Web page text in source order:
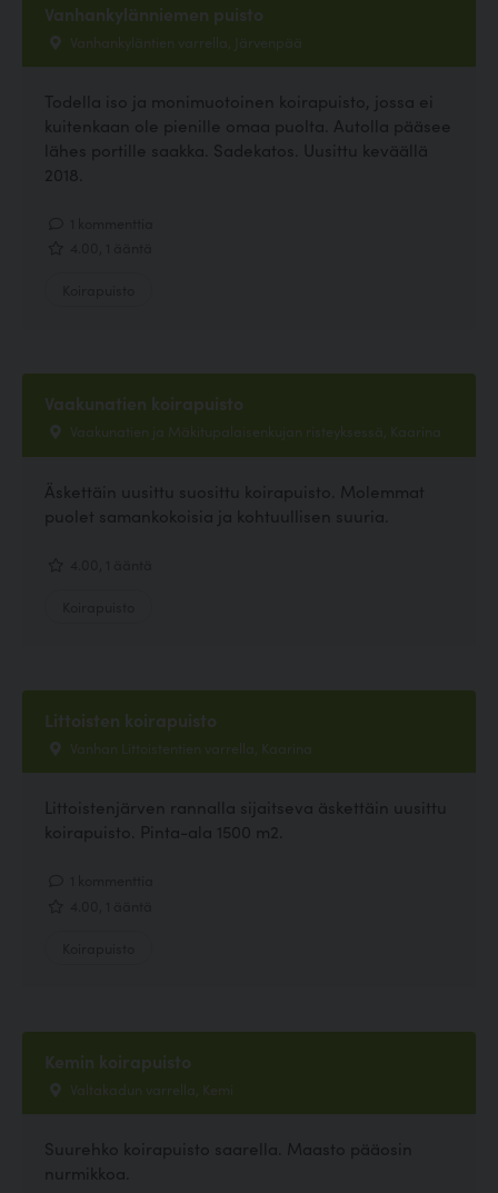
Vanhankylänniemen puisto
Vanhankyläntien varrella, Järvenpää
Todella iso ja monimuotoinen koirapuisto, jossa ei
kuitenkaan ole pienille omaa puolta. Autolla pääsee
lähes portille saakka. Sadekatos. Uusittu keväällä
2018.
Vaakunatien koirapuisto
Vaakunatien ja Mäkitupalaisenkujan risteyksessä, Kaarina
Äskettäin uusittu suosittu koirapuisto. Molemmat
puolet samankokoisia ja kohtuullisen suuria.
Littoisten koirapuisto
Vanhan Littoistentien varrella, Kaarina
Littoistenjärven rannalla sijaitseva äskettäin uusittu
koirapuisto. Pinta-ala 1500 m2.
Kemin koirapuisto
Valtakadun varrella, Kemi
Suurehko koirapuisto saarella. Maasto pääosin
nurmikkoa.